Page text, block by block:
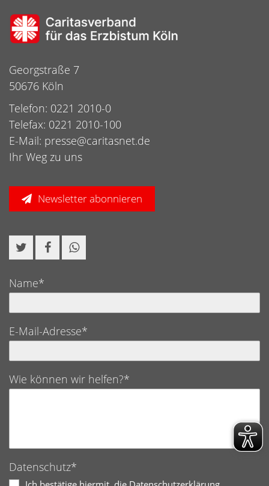
Georgstraße 7
50676 Köln
Telefon: 0221 2010-0
Telefax: 0221 2010-100
E-Mail: presse@caritasnet.de
Ihr Weg zu uns
Newsletter abonnieren
Name*
E-Mail-Adresse*
Wie können wir helfen?*
Datenschutz*